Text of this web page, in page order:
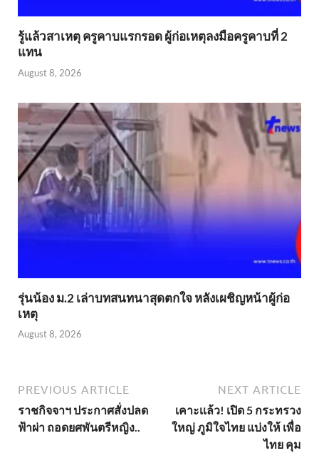
รู้แล้วสาเหตุ ครูคาบแรกรอด ผู้ก่อเหตุลงมือครูคาบที่ 2
แทน
August 8, 2026
รุ่นน้อง ม.2 เล่าบทสนทนาสุดตกใจ หลังเผชิญหน้าผู้ก่อ
เหตุ
August 8, 2026
PREVIOUS ARTICLE
ราชกิจจาฯ ประกาศสั่งปลด
ฟ้าผ่า ถอดยศพันตรีหญิง..
NEXT ARTICLE
เคาะเเล้ว! เปิด 5 กระทรวง
ใหญ่ ภูมิใจไทย แบ่งให้ เพื่อ
ไทย คุม